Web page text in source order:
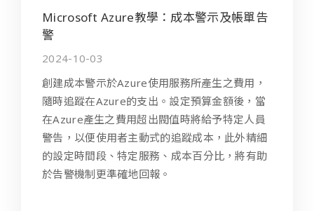
Microsoft Azure教學：成本警示及帳單告
警
2024-10-03
創建成本警示於Azure使用服務所產生之費用，
隨時追蹤在Azure的支出。設定預算金額後，當
在Azure產生之費用超出閥值時將給予特定人員
警告，以便使用者主動式的追蹤成本，此外精細
的設定時間段、特定服務、成本百分比，將有助
於告警機制更準確地回報。